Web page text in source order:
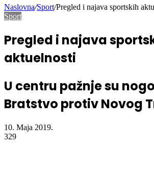
Naslovna/Sport/Pregled i najava sportskih
Sport
Pregled i najava
aktuelnosti
U centru pažnje su
Bratstvo protiv Novog
10. Maja 2019.
329